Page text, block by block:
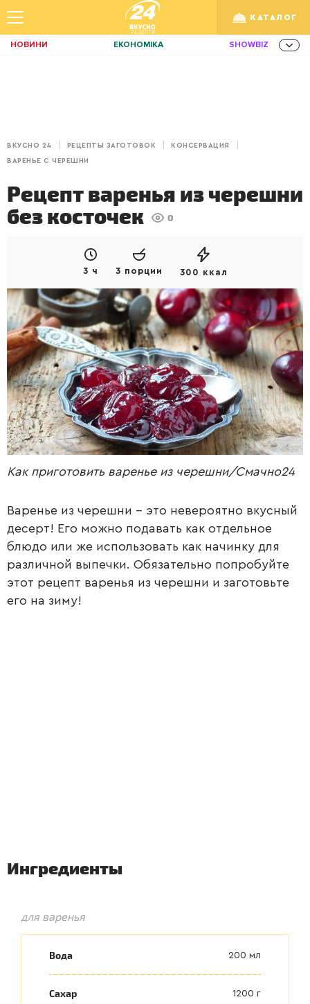
КАТАЛОГ
НОВИНИ ЕКОНОМІКА SHOWBIZ
АГРО
ЗБІРНА АКТИВ КОРИСНО
ПОКЕР AUTO
СІМ'Я LIKAR НОВИНИ ЗДОРОВ'Я
РАДІО КРАСА КІНО
LIFESTYLE FASHION ТРАДИЦІЇ
PETS
ВКУСНО 24 РЕЦЕПТЫ ЗАГОТОВОК КОНСЕРВАЦИЯ
ВАРЕНЬЕ С ЧЕРЕШНИ
Рецепт варенья из черешни
без косточек
0
3 ч 3 порции 300 ккал
Как приготовить варенье из черешни/Смачно24
Варенье из черешни – это невероятно вкусный
десерт! Его можно подавать как отдельное
блюдо или же использовать как начинку для
различной выпечки. Обязательно попробуйте
этот рецепт варенья из черешни и заготовьте
его на зиму!
Ингредиенты
для варенья
Вода 200 мл
Сахар 1200 г